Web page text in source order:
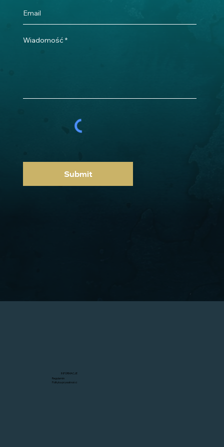
Wiadomość
Submit
INFORMACJE
Regulamin
Polityka prywatności